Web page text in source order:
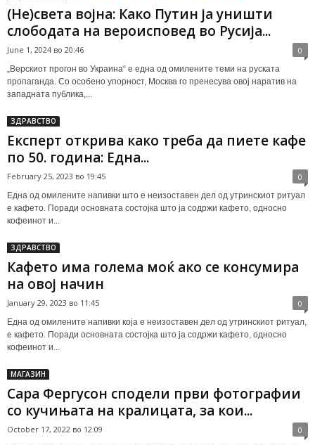
(Не)света војна: Како Путин ја уништи
слободата на вероисповед во Русија...
June 1, 2024 во 20:46 0
„Верскиот прогон во Украина“ е една од омилените теми на руската
пропаганда. Со особено упорност, Москва го пренесува овој наратив на
западната публика,...
ЗДРАВСТВО
Експерт открива како треба да пиете кафе
по 50. година: Една...
February 25, 2023 во 19:45 0
Една од омилените напивки што е неизоставен дел од утринскиот ритуал
е кафето. Поради основната состојка што ја содржи кафето, односно
кофеинот и...
ЗДРАВСТВО
Кафето има голема моќ ако се консумира
на овој начин
January 29, 2023 во 11:45 0
Една од омилените напивки која е неизоставен дел од утринскиот ритуал,
е кафето. Поради основната состојка што ја содржи кафето, односно
кофеинот и...
МАГАЗИН
Сара Фергусон сподели први фотографии
со кучињата на кралицата, за кои...
October 17, 2022 во 12:09 0